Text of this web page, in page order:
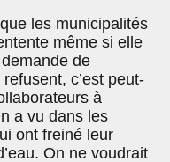
les municipalités
même si elle
de
c’est peut-
à
a vu dans les
ont freiné leur
On ne voudrait